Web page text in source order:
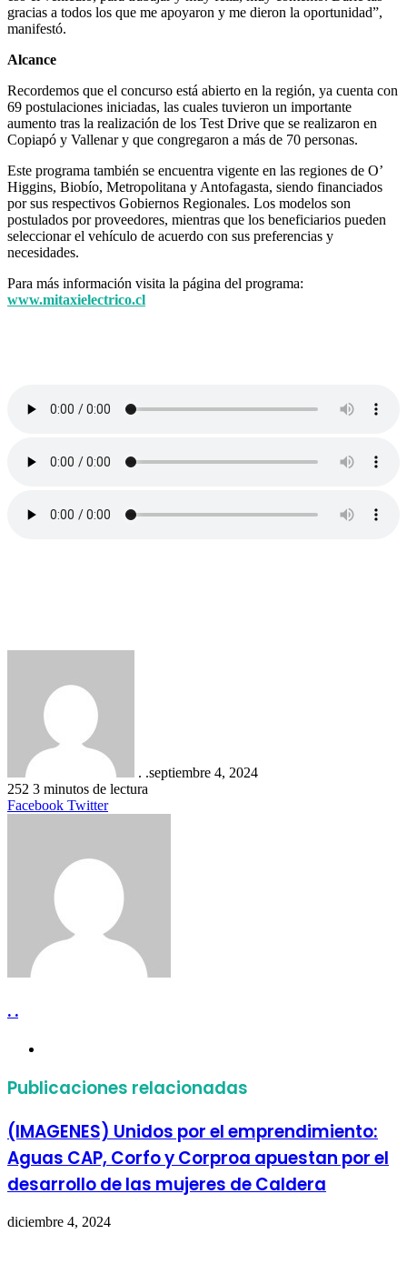
gracias a todos los que me apoyaron y me dieron la oportunidad”,
manifestó.
Alcance
Recordemos que el concurso está abierto en la región, ya cuenta con
69 postulaciones iniciadas, las cuales tuvieron un importante
aumento tras la realización de los Test Drive que se realizaron en
Copiapó y Vallenar y que congregaron a más de 70 personas.
Este programa también se encuentra vigente en las regiones de O’
Higgins, Biobío, Metropolitana y Antofagasta, siendo financiados
por sus respectivos Gobiernos Regionales. Los modelos son
postulados por proveedores, mientras que los beneficiarios pueden
seleccionar el vehículo de acuerdo con sus preferencias y
necesidades.
Para más información visita la página del programa:
www.mitaxielectrico.cl
. .septiembre 4, 2024
252 3 minutos de lectura
Facebook TwitterLinkedIn
Tumblr
Pinterest
Reddit
VKontakte
Compartir
Imprimir
. .
Publicaciones relacionadas
(IMAGENES) Unidos por el emprendimiento:
Aguas CAP, Corfo y Corproa apuestan por el
desarrollo de las mujeres de Caldera
diciembre 4, 2024